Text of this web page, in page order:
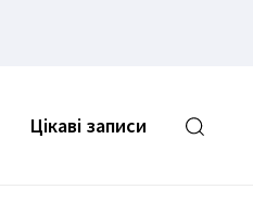
Цікаві записи